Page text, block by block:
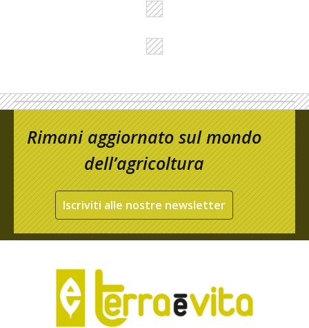
Rimani aggiornato sul mondo
dell’agricoltura
Iscriviti alle nostre newsletter